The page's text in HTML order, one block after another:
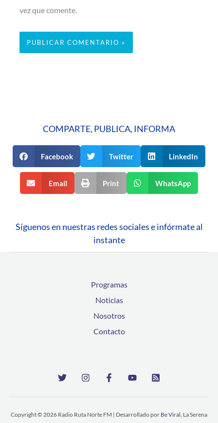
vez que comente.
COMPARTE, PUBLICA, INFORMA
Facebook Twitter LinkedIn
Email Print WhatsApp
Síguenos en nuestras redes sociales e infórmate al
instante
Programas
Noticias
Nosotros
Contacto
Copyright © 2026 Radio Ruta Norte FM | Desarrollado por Be Viral, La Serena